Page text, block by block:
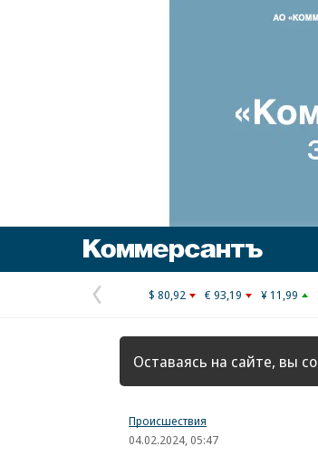
Предыдущая
страница
$ 80,92 € 93,19 ¥ 11,99
Оставаясь на сайте, вы
Происшествия
04.02.2024, 05:47